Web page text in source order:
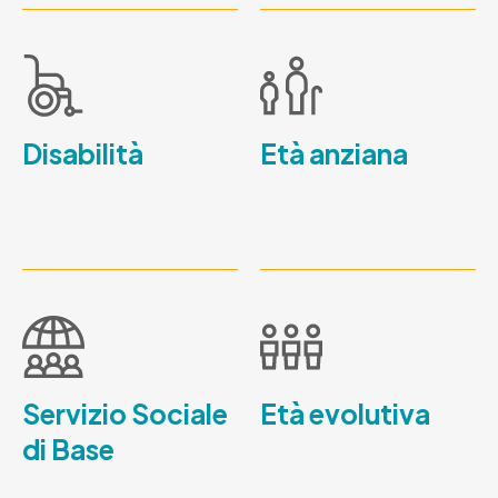
Disabilità Età anziana
Servizio Sociale
di Base
Età evolutiva